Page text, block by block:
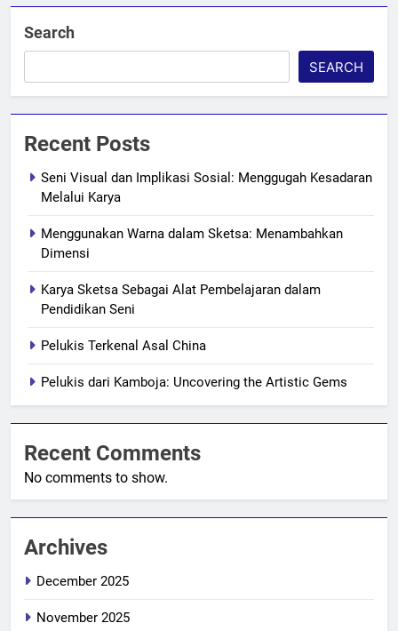
Search
SEARCH
Recent Posts
Seni Visual dan Implikasi Sosial: Menggugah Kesadaran
Melalui Karya
Menggunakan Warna dalam Sketsa: Menambahkan
Dimensi
Karya Sketsa Sebagai Alat Pembelajaran dalam
Pendidikan Seni
Pelukis Terkenal Asal China
Pelukis dari Kamboja: Uncovering the Artistic Gems
Recent Comments
No comments to show.
Archives
December 2025
November 2025